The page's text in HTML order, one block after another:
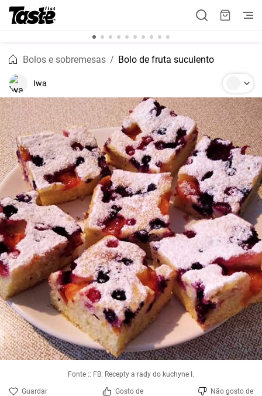
Bolos e sobremesas Bolo de fruta suculento
Iwa
Fonte :: FB: Recepty a rady do kuchyne I.
Guardar Gosto de Não gosto de